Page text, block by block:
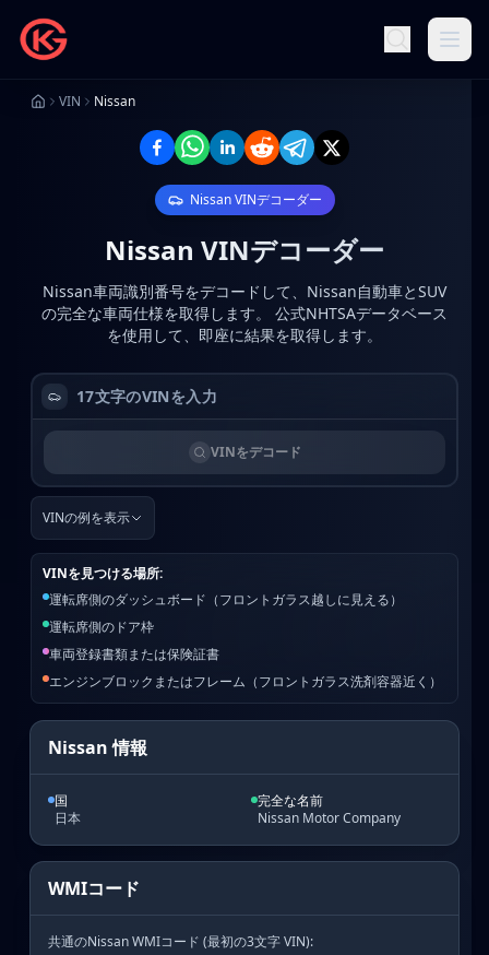
VIN Nissan
Nissan VINデコーダー
Nissan VINデコーダー
Nissan車両識別番号をデコードして、Nissan自動車とSUV
の完全な車両仕様を取得します。
公式NHTSAデータベース
を使用して、即座に結果を取得します。
Nissan 情報
国
日本
完全な名前
Nissan Motor Company
WMIコード
共通のNissan WMIコード (最初の3文字 VIN):
VINをデコード
VINの例を表示
VINを見つける場所:
運転席側のダッシュボード（フロントガラス越しに見える）
運転席側のドア枠
車両登録書類または保険証書
エンジンブロックまたはフレーム（フロントガラス洗剤容器近く）